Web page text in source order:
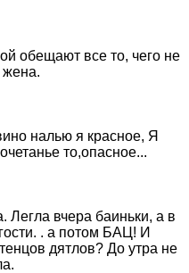
обещают все то, чего не
жена.
налью я красное, Я
то,опасное...
Легла вчера баиньки, а в
. а потом БАЦ! И
дятлов? До утра не